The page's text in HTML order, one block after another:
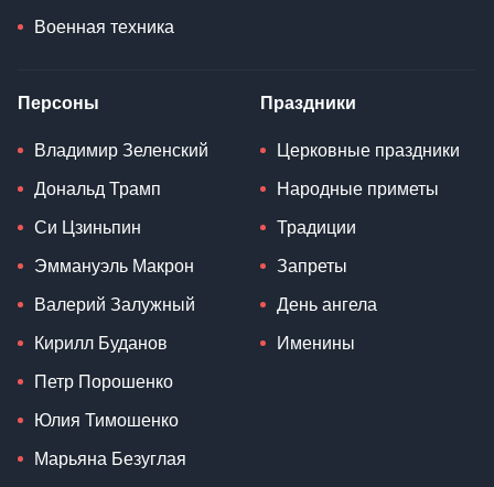
Военная техника
Персоны
Владимир Зеленский
Дональд Трамп
Си Цзиньпин
Эммануэль Макрон
Валерий Залужный
Кирилл Буданов
Петр Порошенко
Юлия Тимошенко
Марьяна Безуглая
Праздники
Церковные праздники
Народные приметы
Традиции
Запреты
День ангела
Именины